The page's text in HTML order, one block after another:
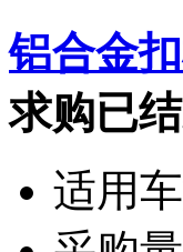
铝合金
求购已
适用车